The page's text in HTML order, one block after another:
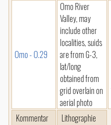
Omo - O.29
Omo River
Valley, may
include other
localities, suids
are from G-3,
lat/long
obtained from
grid overlain on
aerial photo
Kommentar
Lithographie